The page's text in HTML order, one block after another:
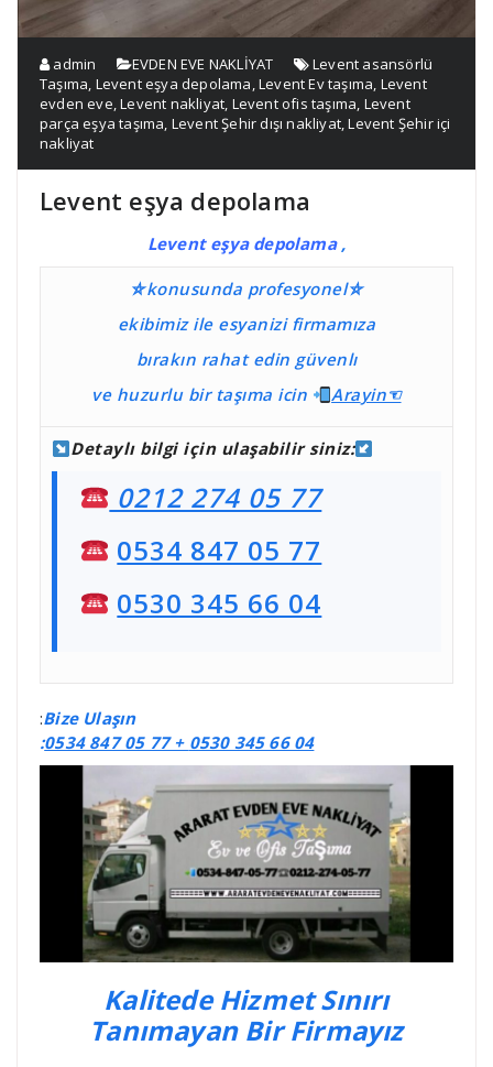
admin EVDEN EVE NAKLİYAT
Levent asansörlü
Taşıma, Levent eşya depolama,Levent Ev taşıma, Levent
evden eve,Levent nakliyat, Levent ofis taşıma, Levent
parça eşya taşıma, Levent Şehir dışı nakliyat,Levent Şehir içi
nakliyat
Levent eşya depolama
Levent eşya depolama ,
⛤konusunda profesyonel⛤
ekibimiz ile esyanizi firmamıza
bırakın rahat edin güvenlı
ve huzurlu bir taşıma icin Arayin☜
Detaylı bilgi için ulaşabilir siniz:
0212 274 05 77
0534 847 05 77
0530 345 66 04
:Bize Ulaşın
:0534 847 05 77 + 0530 345 66 04
Kalitede Hizmet Sınırı
Tanımayan Bir Firmayız